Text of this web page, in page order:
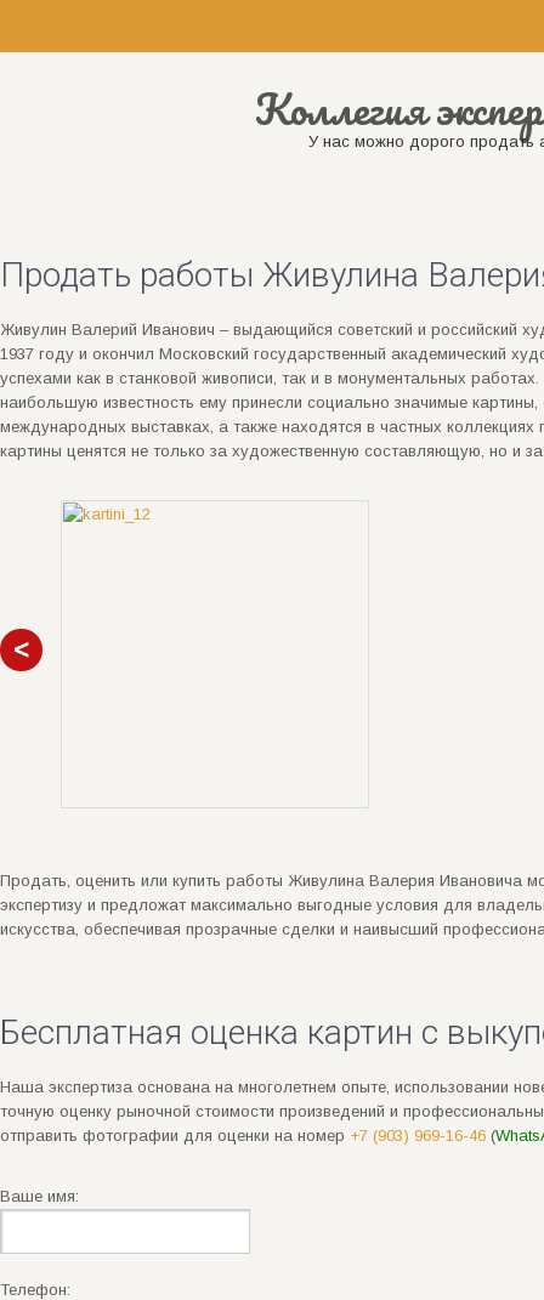
Коллегия
У нас можно дорого продать
Продать работы Живулина
Живулин Валерий Иванович – выдающийся советский и российский
1937 году и окончил Московский государственный академический
успехами как в станковой живописи, так и в монументальных
наибольшую известность ему принесли социально значимые
международных выставках, а также находятся в частных
картины ценятся не только за художественную составляющую, но и
Продать, оценить или купить работы Живулина Валерия Ивановича
экспертизу и предложат максимально выгодные условия для
искусства, обеспечивая прозрачные сделки и наивысший
Бесплатная оценка картин с
Наша экспертиза основана на многолетнем опыте, использовании
точную оценку рыночной стоимости произведений и
отправить фотографии для оценки на номер +7 (903) 969-16-46 (
Ваше имя:
Телефон: